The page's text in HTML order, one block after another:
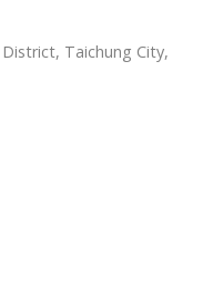
Taichung City,